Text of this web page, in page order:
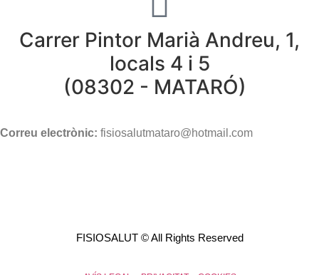
Carrer Pintor Marià Andreu, 1,
locals 4 i 5
(08302 - MATARÓ)
Correu electrònic: fisiosalutmataro@hotmail.com
FISIOSALUT © All Rights Reserved